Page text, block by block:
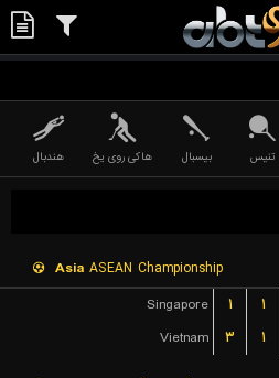
تنیس بیسبال هاکی روی یخ هندبال
Asia ASEAN Championship
Singapore
۱ ۱
Vietnam
۳ ۱